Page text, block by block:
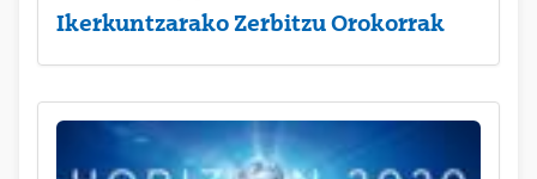
Ikerkuntzarako Zerbitzu Orokorrak